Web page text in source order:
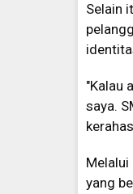
Selain
"Kalau
saya.
Melalui
yang